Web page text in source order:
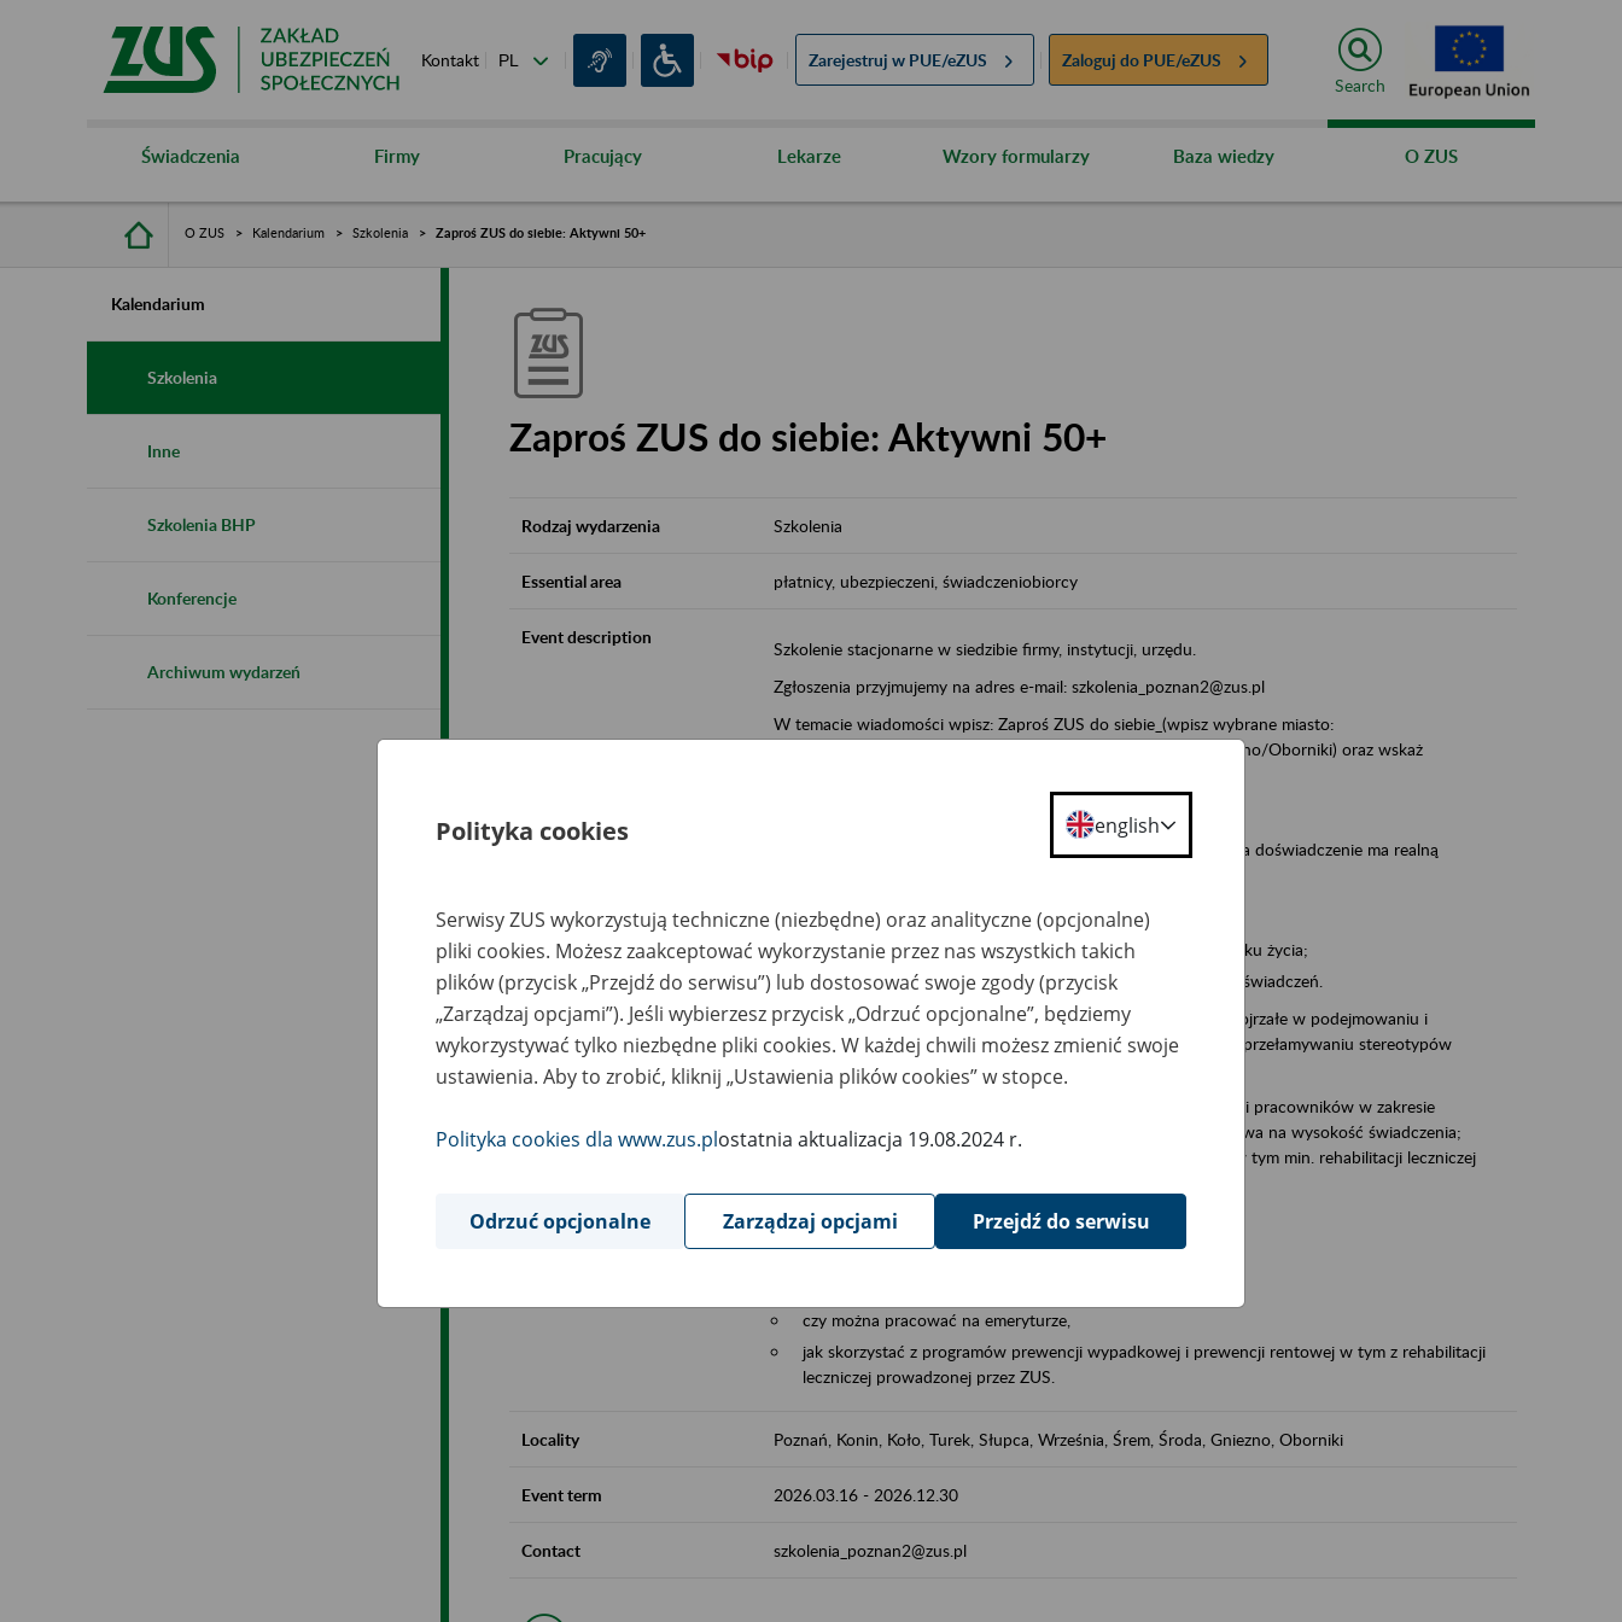
Kontakt Zarejestruj w PUE/eZUS Zaloguj do PUE/eZUS
Search
Świadczenia Firmy Pracujący Lekarze Wzory formularzy Baza wiedzy O ZUS
O ZUS Kalendarium Szkolenia Zaproś ZUS do siebie: Aktywni 50+
Kalendarium
Szkolenia
Inne
Szkolenia BHP
Konferencje
Archiwum wydarzeń
Zaproś ZUS do siebie: Aktywni 50+
Rodzaj wydarzenia Szkolenia
Essential area płatnicy, ubezpieczeni, świadczeniobiorcy
Event description
Szkolenie stacjonarne w siedzibie firmy, instytucji, urzędu.
Zgłoszenia przyjmujemy na adres e-mail: szkolenia_poznan2@zus.pl
W temacie wiadomości wpisz: Zaproś ZUS do siebie_(wpisz wybrane miasto:
Poznań/Konin/Koło/Turek/Słupca/Września/Śrem/Środa/Gniezno/Oborniki) oraz wskaż
Aktywni 50+ to inicjatywa, która pokazuje, że wiek jest atutem, a doświadczenie ma realną
Program ten to:
promocja aktywności zawodowej osób po pięćdziesiątym roku życia;
zachęcanie do świadomego planowania kariery i przyszłych świadczeń.
ZUS przez działania informacyjne i edukacyjne wspiera osoby dojrzałe w podejmowaniu i
kontynuowaniu aktywności zawodowej, dbaniu o zdrowie oraz przełamywaniu stereotypów
związanych z wiekiem.
Aktywni 50+ to współpraca ZUS z organizacjami pracodawców i pracowników w zakresie
edukowania nt. systemu emerytalnego w Polsce – tego co wpływa na wysokość świadczenia;
działań z obszaru prewencji wypadkowej i prewencji rentowej w tym min. rehabilitacji leczniczej
W ramach inicjatywy Aktywni 50+, ZUS edukuje:
czy można pracować na emeryturze,
jak skorzystać z programów prewencji wypadkowej i prewencji rentowej w tym z rehabilitacji
leczniczej prowadzonej przez ZUS.
Locality Poznań, Konin, Koło, Turek, Słupca, Września, Śrem, Środa, Gniezno, Oborniki
Event term 2026.03.16 - 2026.12.30
Contact szkolenia_poznan2@zus.pl
Polityka cookies english
Serwisy ZUS wykorzystują techniczne (niezbędne) oraz analityczne (opcjonalne)
pliki cookies. Możesz zaakceptować wykorzystanie przez nas wszystkich takich
plików (przycisk „Przejdź do serwisu”) lub dostosować swoje zgody (przycisk
„Zarządzaj opcjami”). Jeśli wybierzesz przycisk „Odrzuć opcjonalne”, będziemy
wykorzystywać tylko niezbędne pliki cookies. W każdej chwili możesz zmienić swoje
ustawienia. Aby to zrobić, kliknij „Ustawienia plików cookies” w stopce.
Polityka cookies dla www.zus.plostatnia aktualizacja 19.08.2024 r.
Odrzuć opcjonalne Zarządzaj opcjami Przejdź do serwisu